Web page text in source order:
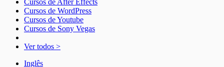
Cursos de After Effects
Cursos de WordPress
Cursos de Youtube
Cursos de Sony Vegas
Ver todos >
Inglês